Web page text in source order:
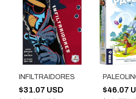
INFILTRAIDORES
$31.07 USD $46.07